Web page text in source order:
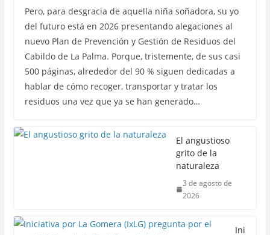
Pero, para desgracia de aquella niña soñadora, su yo
del futuro está en 2026 presentando alegaciones al
nuevo Plan de Prevención y Gestión de Residuos del
Cabildo de La Palma. Porque, tristemente, de sus casi
500 páginas, alrededor del 90 % siguen dedicadas a
hablar de cómo recoger, transportar y tratar los
residuos una vez que ya se han generado…
El angustioso
grito de la
naturaleza
3 de agosto de
2026
Ini